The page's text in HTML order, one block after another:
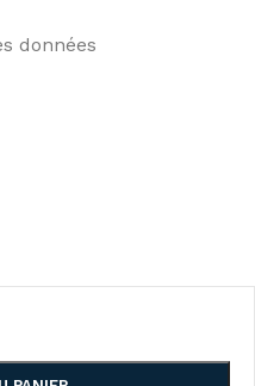
données